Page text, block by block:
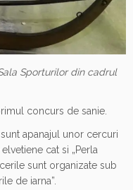
Sporturilor din cadrul
concurs de sanie.
apanajul unor cercuri
cat si „Perla
sunt organizate sub
de iarna”.